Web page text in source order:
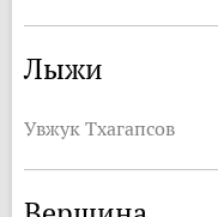
Лыжи
Увжук Тхагапсов